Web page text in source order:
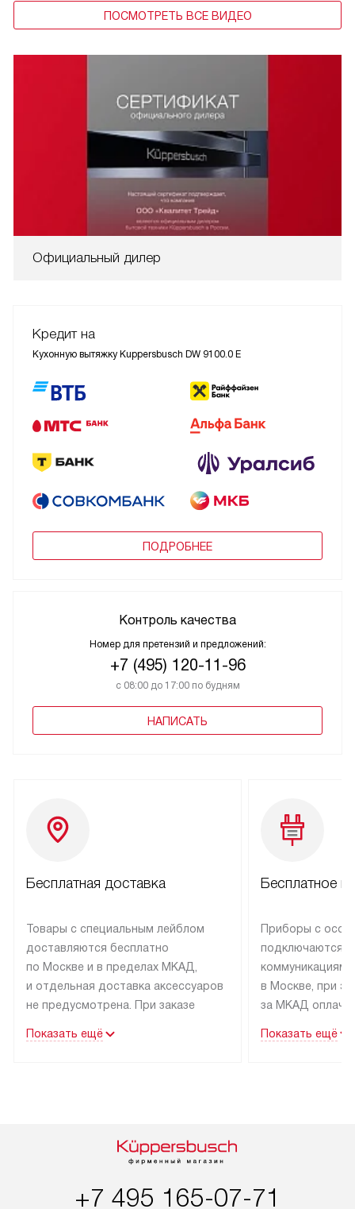
ПОСМОТРЕТЬ ВСЕ ВИДЕО
Официальный дилер
Кредит на
Кухонную вытяжку Kuppersbusch DW 9100.0 E
ПОДРОБНЕЕ
Контроль качества
Номер для претензий и предложений:
+7 (495) 120-11-96
с 08:00 до 17:00 по будням
НАПИСАТЬ
Бесплатная доставка
Товары с специальным лейблом
доставляются бесплатно
по Москве и в пределах МКАД,
и отдельная доставка аксессуаров
не предусмотрена. При заказе
рекомендуем обсудить
в течение трех дней. Если вам
интересен товар «Под заказ»,
приобретения с менеджером сайта.
Показать ещё
Бесплатное
Приборы с
подключаются к
коммуникациям
в Москве, при
за МКАД
партнера
гарантию 1 год
Показать ещё
+7 495 165-07-71